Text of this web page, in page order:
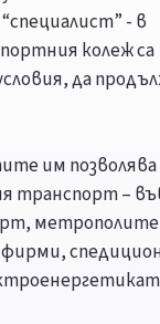
- в
колеж са
да
им позволява
транспорт –